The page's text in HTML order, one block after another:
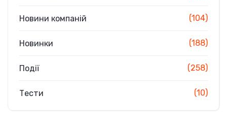
Новини компаній (104)
Новинки (188)
Події (258)
Тести (10)